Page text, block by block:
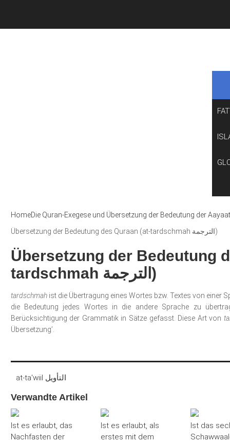
HomeDie Quran-Exegese und Übersetzung der Bedeutung der Aayaat
Übersetzung der Bedeutung des Quraan (at-tardschmah الترجمة)
Übersetzung der Bedeutung
tardschmah الترجمة)
tardschmahist die Übertragung eines Wortes bzw. Textes von einer
die Bedeutung jedes Wortes in die andere Sprache zu
Berücksichtigung der Grammatik in Sätze gefasst. Diese Art von
Übersetzung’.
at-ta'wiil التأويل
Verwandte Artikel
Ist es erlaubt, das
Nachfasten der
Ist es erlaubt, als
erstes mit dem
Ist das